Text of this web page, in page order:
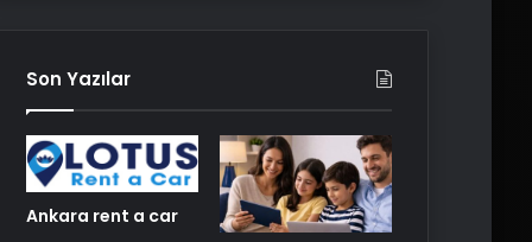
Son Yazılar
Ankara rent a car